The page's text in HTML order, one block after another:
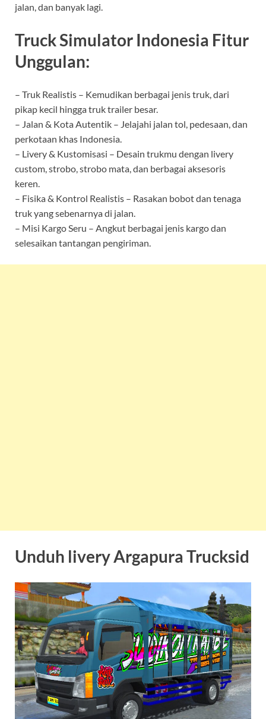
jalan, dan banyak lagi.
Truck Simulator Indonesia Fitur
Unggulan:
– Truk Realistis – Kemudikan berbagai jenis truk, dari
pikap kecil hingga truk trailer besar.
– Jalan & Kota Autentik – Jelajahi jalan tol, pedesaan, dan
perkotaan khas Indonesia.
– Livery & Kustomisasi – Desain trukmu dengan livery
custom, strobo, strobo mata, dan berbagai aksesoris
keren.
– Fisika & Kontrol Realistis – Rasakan bobot dan tenaga
truk yang sebenarnya di jalan.
– Misi Kargo Seru – Angkut berbagai jenis kargo dan
selesaikan tantangan pengiriman.
Unduh livery Argapura Trucksid